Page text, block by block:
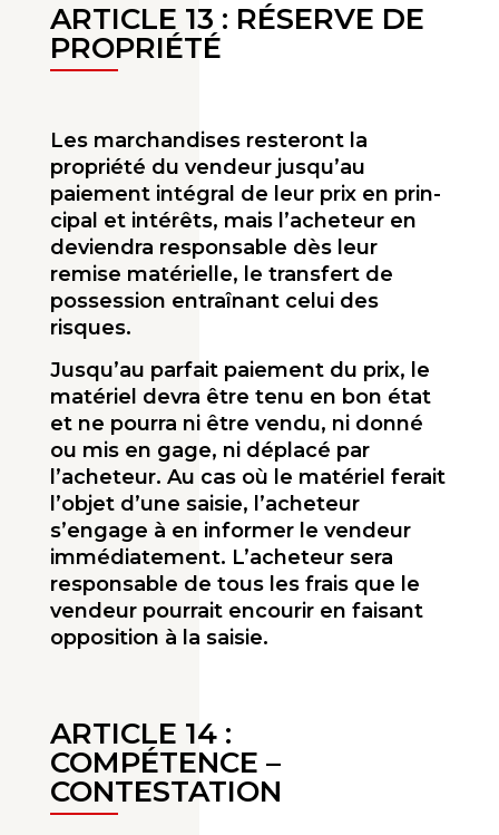
ARTICLE 13 : RÉSERVE DE
PROPRIÉTÉ
Les marchandises resteront la
propriété du vendeur jusqu’au
paiement intégral de leur prix en prin­
cipal et intérêts, mais l’acheteur en
deviendra responsable dès leur
remise matérielle, le transfert de
possession entraînant celui des
risques.
Jusqu’au parfait paiement du prix, le
matériel devra être tenu en bon état
et ne pourra ni être vendu, ni donné
ou mis en gage, ni déplacé par
l’acheteur. Au cas où le matériel ferait
l’objet d’une saisie, l’acheteur
s’engage à en informer le vendeur
immédiatement. L’acheteur sera
responsable de tous les frais que le
vendeur pourrait encourir en faisant
opposition à la saisie.
ARTICLE 14 :
COMPÉTENCE –
CONTESTATION